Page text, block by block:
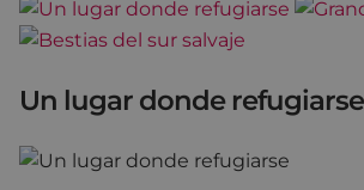
Un lugar donde refugiarse